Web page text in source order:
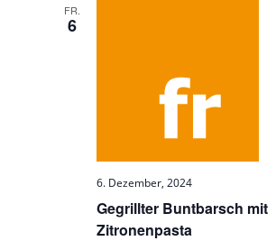
FR.
6
Gegrillter Buntbarsch mit
Zitronenpasta
6. Dezember, 2024